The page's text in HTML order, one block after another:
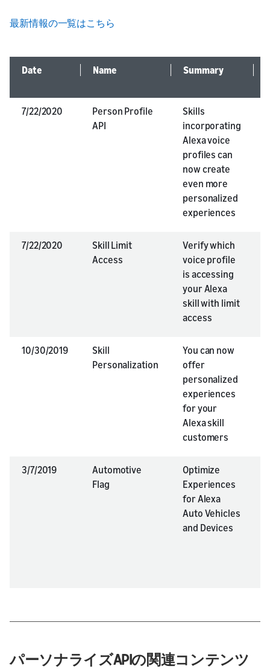
最新情報の一覧はこちら
Date Name Summary
7/22/2020
Person Profile
API
Skills
incorporating
Alexa voice
profiles can
now create
even more
personalized
experiences
7/22/2020
Skill Limit
Access
Verify which
voice profile
is accessing
your Alexa
skill with limit
access
10/30/2019
Skill
Personalization
You can now
offer
personalized
experiences
for your
Alexa skill
customers
3/7/2019
Automotive
Flag
Optimize
Experiences
for Alexa
Auto Vehicles
and Devices
パーソナライズAPIの関連コンテンツ